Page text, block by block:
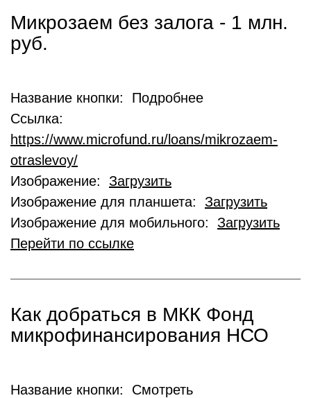
Микрозаем без залога - 1 млн.
руб.
Название кнопки: Подробнее
Ссылка:
https://www.microfund.ru/loans/mikrozaem-
otraslevoy/
Изображение: Загрузить
Изображение для планшета: Загрузить
Изображение для мобильного: Загрузить
Перейти по ссылке
Как добраться в МКК Фонд
микрофинансирования НСО
Название кнопки: Смотреть